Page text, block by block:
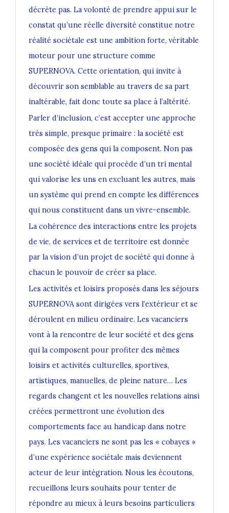
décrète pas. La volonté de prendre appui sur le
constat qu’une réelle diversité constitue notre
réalité sociétale est une ambition forte, véritable
moteur pour une structure comme
SUPERNOVA. Cette orientation, qui invite à
découvrir son semblable au travers de sa part
inaltérable, fait donc toute sa place à l’altérité.
Parler d’inclusion, c’est accepter une approche
très simple, presque primaire : la société est
composée des gens qui la composent. Non pas
une société idéale qui procède d’un tri mental
qui valorise les uns en excluant les autres, mais
un système qui prend en compte les différences
qui nous constituent dans un vivre-ensemble.
La cohérence des interactions entre les projets
de vie, de services et de territoire est donnée
par la vision d’un projet de société qui donne à
chacun le pouvoir de créer sa place.
Les activités et loisirs proposés dans les séjours
SUPERNOVA sont dirigées vers l’extérieur et se
déroulent en milieu ordinaire. Les vacanciers
vont à la rencontre de leur société et des gens
qui la composent pour profiter des mêmes
loisirs et activités culturelles, sportives,
artistiques, manuelles, de pleine nature… Les
regards changent et les nouvelles relations ainsi
créées permettront une évolution des
comportements face au handicap dans notre
pays. Les vacanciers ne sont pas les « cobayes »
d’une expérience sociétale mais deviennent
acteur de leur intégration. Nous les écoutons,
recueillons leurs souhaits pour tenter de
répondre au mieux à leurs besoins particuliers